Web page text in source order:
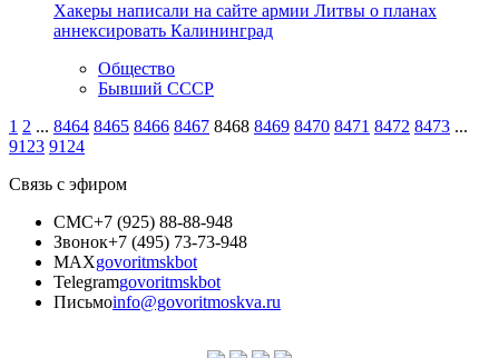
Хакеры написали на сайте армии Литвы о планах
аннексировать Калининград
Общество
Бывший СССР
1 2 ... 8464 8465 8466 8467 8468 8469 8470 8471 8472 8473 ...
9123 9124
Связь с эфиром
СМС+7 (925) 88-88-948
Звонок+7 (495) 73-73-948
MAXgovoritmskbot
Telegramgovoritmskbot
Письмоinfo@govoritmoskva.ru